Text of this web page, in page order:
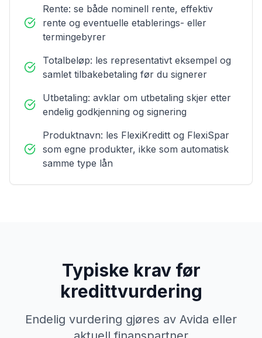
Rente: se både nominell rente, effektiv
rente og eventuelle etablerings- eller
termingebyrer
Totalbeløp: les representativt eksempel og
samlet tilbakebetaling før du signerer
Utbetaling: avklar om utbetaling skjer etter
endelig godkjenning og signering
Produktnavn: les FlexiKreditt og FlexiSpar
som egne produkter, ikke som automatisk
samme type lån
Typiske krav før
kredittvurdering
Endelig vurdering gjøres av Avida eller